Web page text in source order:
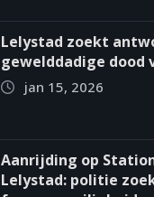
Lelystad zoekt
gewelddadige dood
jan 15, 2026
Aanrijding op
Lelystad: politie